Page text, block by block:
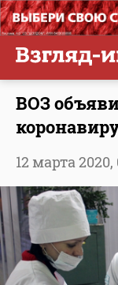
ВОЗ
12 марта 2020,